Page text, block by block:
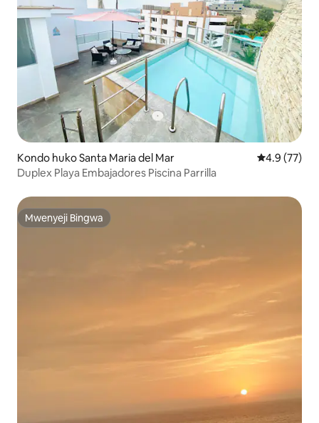
Kondo huko Santa Maria del Mar Ukadiriaji
4.9 (77)
Duplex Playa Embajadores Piscina Parrilla
Mwenyeji Bingwa
Mwenyeji Bingwa